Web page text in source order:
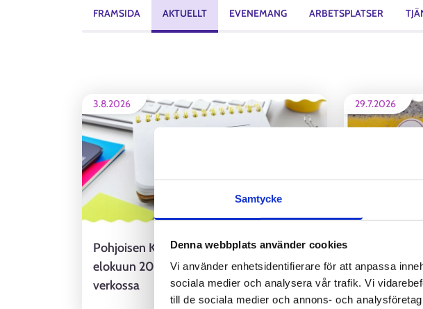
Samtycke
Denna webbplats använder cookies
Vi använder enhetsidentifierare för att anpassa
sociala medier och analysera vår trafik. Vi
till de sociala medier och annons- och
FRAMSIDA AKTUELLT EVENEMANG ARBETSPLATSER
3.8.2026
Pohjoisen Keski-Suomen työllisyysalueen
elokuun 2026 asiakaskirje luettavissa
verkossa
REGIONALA NYHETER
29.7.2026
merkitys
voimaan